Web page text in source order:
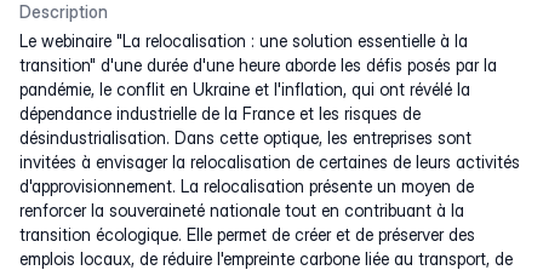
Description
Le webinaire "La relocalisation : une solution essentielle à la
transition" d'une durée d'une heure aborde les défis posés par la
pandémie, le conflit en Ukraine et l'inflation, qui ont révélé la
dépendance industrielle de la France et les risques de
désindustrialisation. Dans cette optique, les entreprises sont
invitées à envisager la relocalisation de certaines de leurs activités
d'approvisionnement. La relocalisation présente un moyen de
renforcer la souveraineté nationale tout en contribuant à la
transition écologique. Elle permet de créer et de préserver des
emplois locaux, de réduire l'empreinte carbone liée au transport, de